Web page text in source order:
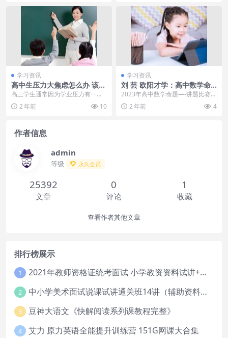
学习资讯
高中生压力大焦虑怎么办 该怎
样缓解
高三学生通常因为学业压力有一定
的焦虑情绪，轻者主要表现为紧
张、忧虑、坐立不安等，...
2 年前 10
学习资讯
刘 芸 欧阳才学：高中数学命
题比赛特等奖 视频（12
2023年高中数学命题—-讲题比赛获
奖PPT、视频 合集 2022年...
2 年前 4
作者信息
admin
等级 永久会员
25392
文章
0
评论
1
收藏
查看作者其他文章
排行榜展示
1 2021年教师资格证统考面试 小学教资资料试讲+答辩
2 中小学美术面试说课试讲通关班14讲（辅助资料第一套）
3 豆神大语文《快解阅读系列课教程完整》
4 艾力 原力英语全能提升训练营 151G网课大合集